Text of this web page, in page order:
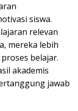
siswa.
relevan
mereka lebih
belajar.
akademis
jawab